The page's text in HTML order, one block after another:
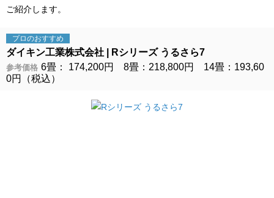
ご紹介します。
プロのおすすめ
ダイキン工業株式会社 Rシリーズ うるさら7
参考価格 6畳： 174,200円 8畳：218,800円 14畳：193,60
0円（税込）